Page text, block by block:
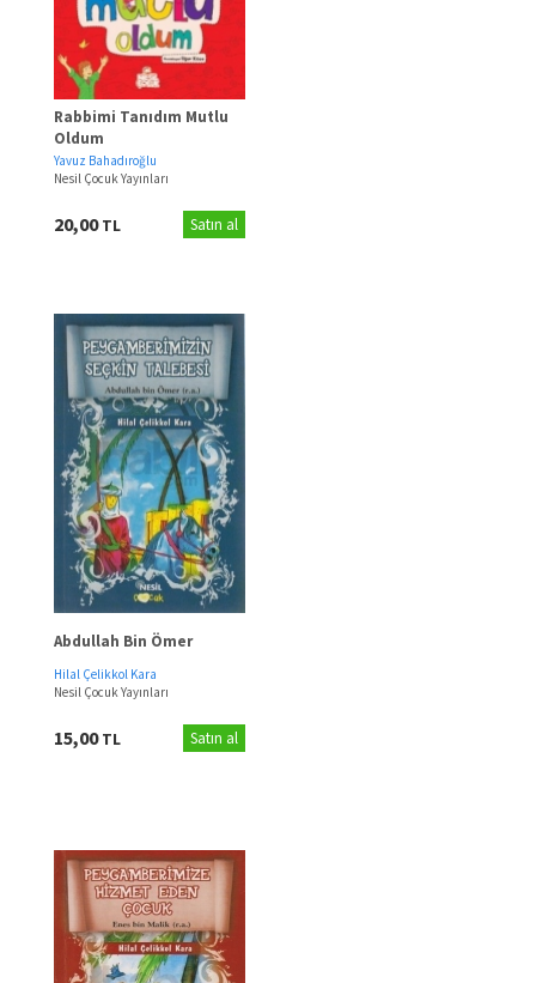
Rabbimi Tanıdım Mutlu
Oldum
Yavuz Bahadıroğlu
Nesil Çocuk Yayınları
20,00TL Satın al
Abdullah Bin Ömer
Hilal Çelikkol Kara
Nesil Çocuk Yayınları
15,00TL Satın al